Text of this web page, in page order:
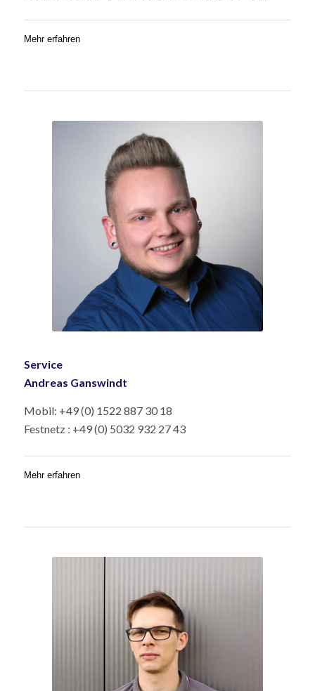
Mehr erfahren
Service
Andreas Ganswindt
Mobil: +49 (0) 1522 887 30 18
Festnetz : +49 (0) 5032 932 27 43
Mehr erfahren